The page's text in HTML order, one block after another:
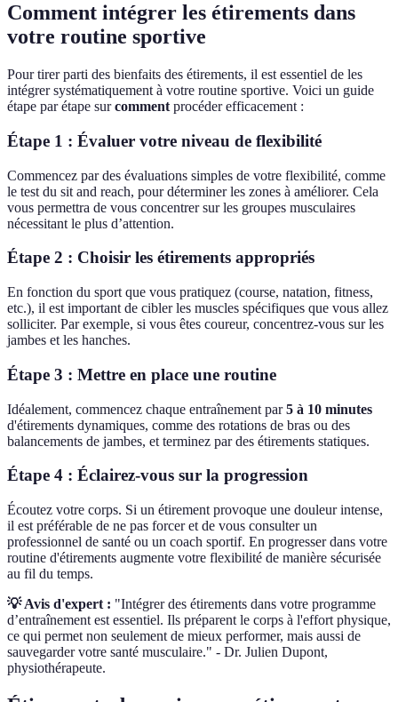
Comment intégrer les étirements dans
votre routine sportive
Pour tirer parti des bienfaits des étirements, il est essentiel de les
intégrer systématiquement à votre routine sportive. Voici un guide
étape par étape surcomment procéder efficacement :
Étape 1 : Évaluer votre niveau de flexibilité
Commencez par des évaluations simples de votre flexibilité, comme
le test du sit and reach, pour déterminer les zones à améliorer. Cela
vous permettra de vous concentrer sur les groupes musculaires
nécessitant le plus d’attention.
Étape 2 : Choisir les étirements appropriés
En fonction du sport que vous pratiquez (course, natation, fitness,
etc.), il est important de cibler les muscles spécifiques que vous allez
solliciter. Par exemple, si vous êtes coureur, concentrez-vous sur les
jambes et les hanches.
Étape 3 : Mettre en place une routine
Idéalement, commencez chaque entraînement par5 à 10 minutes
d'étirements dynamiques, comme des rotations de bras ou des
balancements de jambes, et terminez par des étirements statiques.
Étape 4 : Éclairez-vous sur la progression
Écoutez votre corps. Si un étirement provoque une douleur intense,
il est préférable de ne pas forcer et de vous consulter un
professionnel de santé ou un coach sportif. En progresser dans votre
routine d'étirements augmente votre flexibilité de manière sécurisée
au fil du temps.
💡 Avis d'expert : "Intégrer des étirements dans votre programme
d’entraînement est essentiel. Ils préparent le corps à l'effort physique,
ce qui permet non seulement de mieux performer, mais aussi de
sauvegarder votre santé musculaire." - Dr. Julien Dupont,
physiothérapeute.